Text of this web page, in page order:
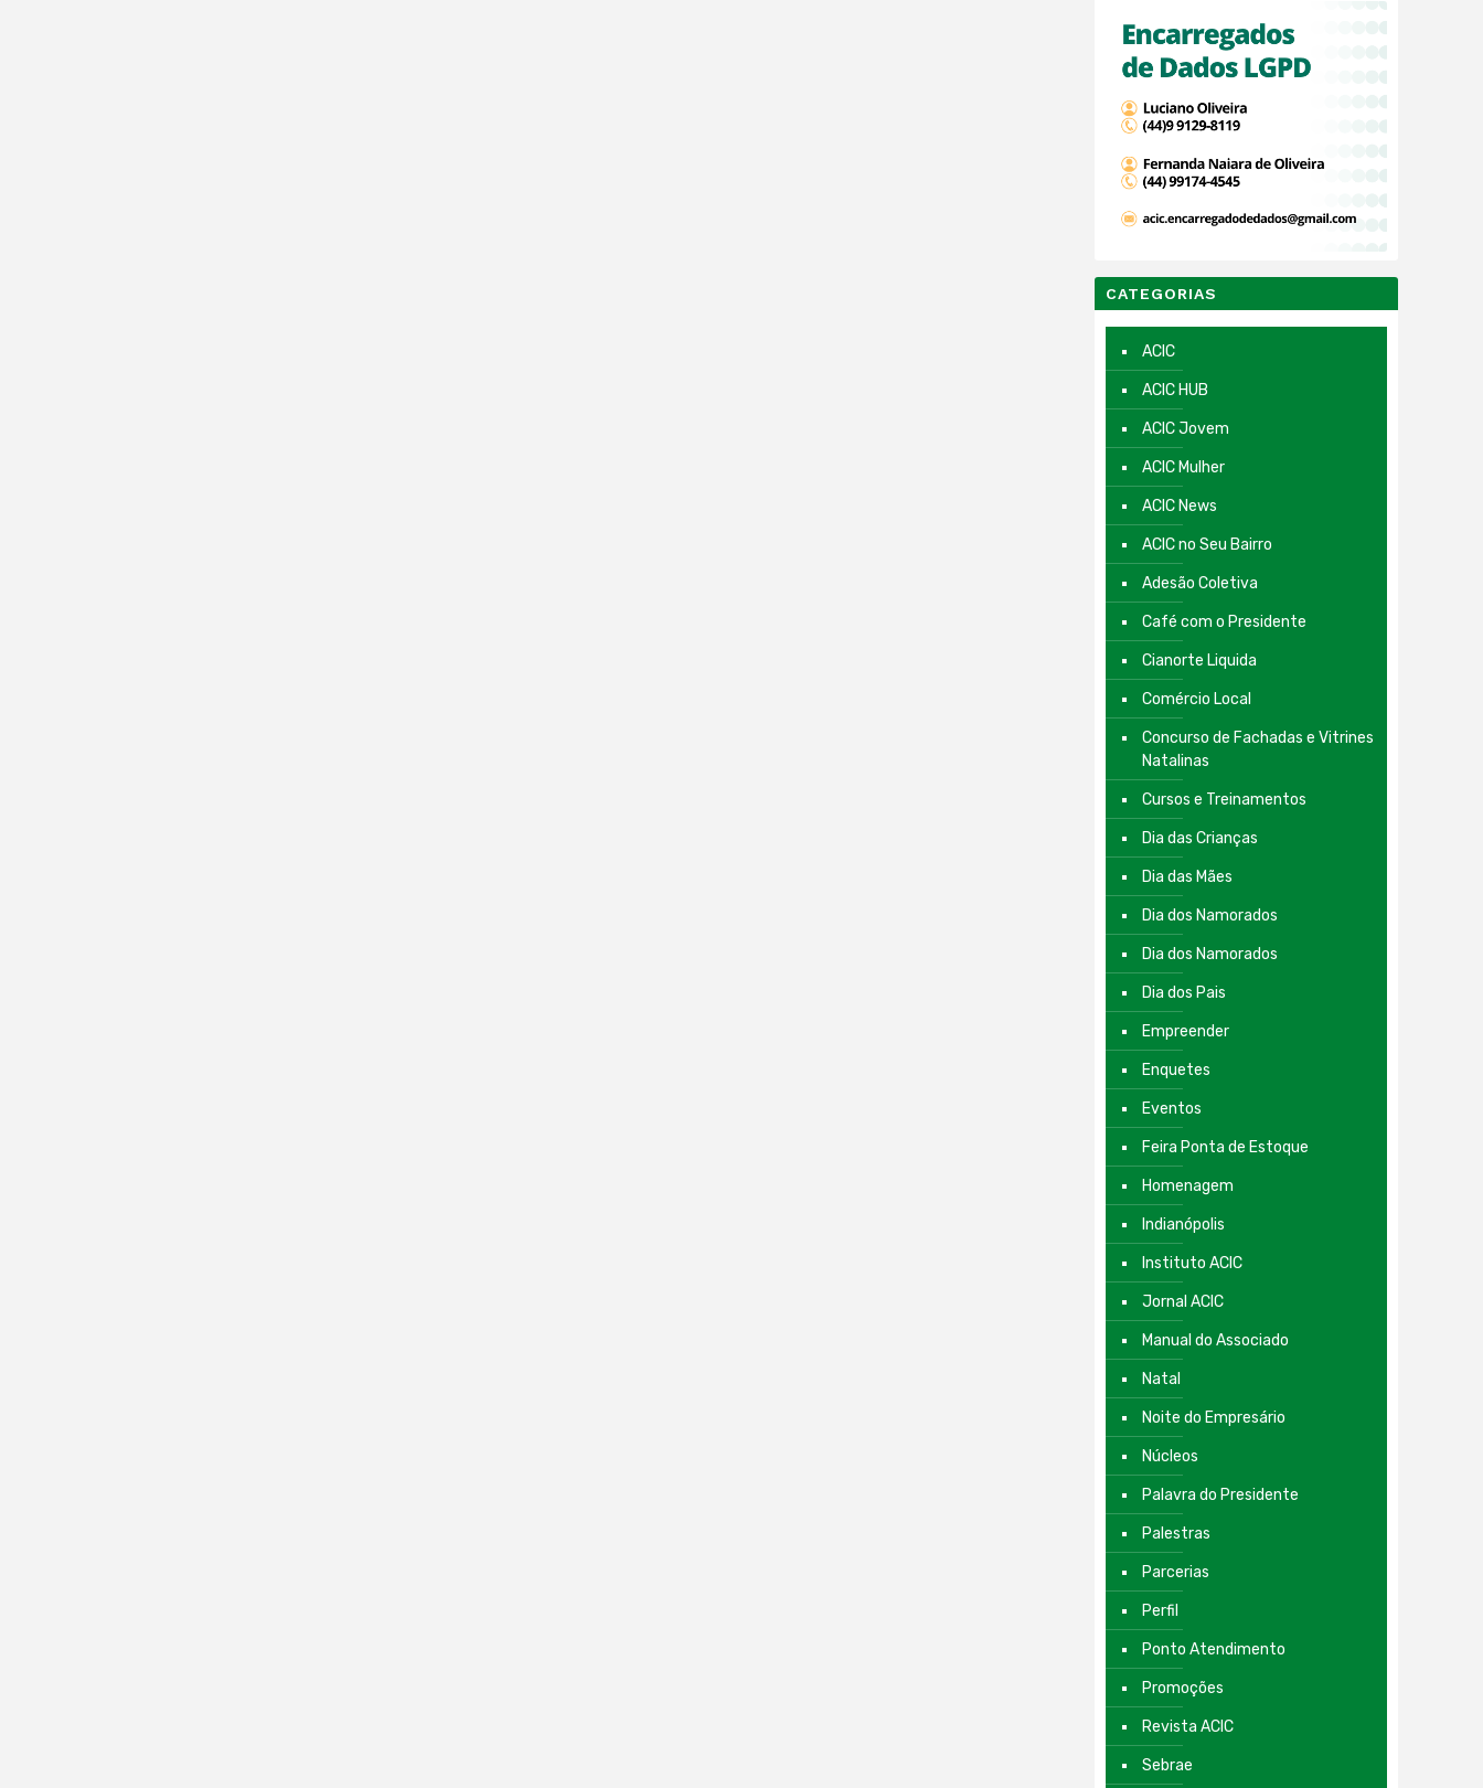
CATEGORIAS
ACIC
ACIC HUB
ACIC Jovem
ACIC Mulher
ACIC News
ACIC no Seu Bairro
Adesão Coletiva
Café com o Presidente
Cianorte Liquida
Comércio Local
Concurso de Fachadas e Vitrines
Natalinas
Cursos e Treinamentos
Dia das Crianças
Dia das Mães
Dia dos Namorados
Dia dos Namorados
Dia dos Pais
Empreender
Enquetes
Eventos
Feira Ponta de Estoque
Homenagem
Indianópolis
Instituto ACIC
Jornal ACIC
Manual do Associado
Natal
Noite do Empresário
Núcleos
Palavra do Presidente
Palestras
Parcerias
Perfil
Ponto Atendimento
Promoções
Revista ACIC
Sebrae